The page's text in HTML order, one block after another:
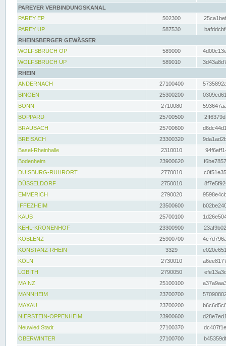
PAREYER VERBINDUNGSKANAL
PAREY EP
502300
PAREY UP
587530
RHEINSBERGER GEWÄSSER
WOLFSBRUCH OP
589000
WOLFSBRUCH UP
589010
RHEIN
ANDERNACH
27100400
BINGEN
25300200
BONN
2710080
BOPPARD
25700500
BRAUBACH
25700600
BREISACH
23300320
Basel-Rheinhalle
2310010
Bodenheim
23900620
DUISBURG-RUHRORT
2770010
DÜSSELDORF
2750010
EMMERICH
2790020
IFFEZHEIM
23500600
KAUB
25700100
KEHL-KRONENHOF
23300900
KOBLENZ
25900700
KONSTANZ-RHEIN
3329
KÖLN
2730010
LOBITH
2790050
MAINZ
25100100
MANNHEIM
23700700
MAXAU
23700200
NIERSTEIN-OPPENHEIM
23900600
Neuwied Stadt
27100370
OBERWINTER
27100700